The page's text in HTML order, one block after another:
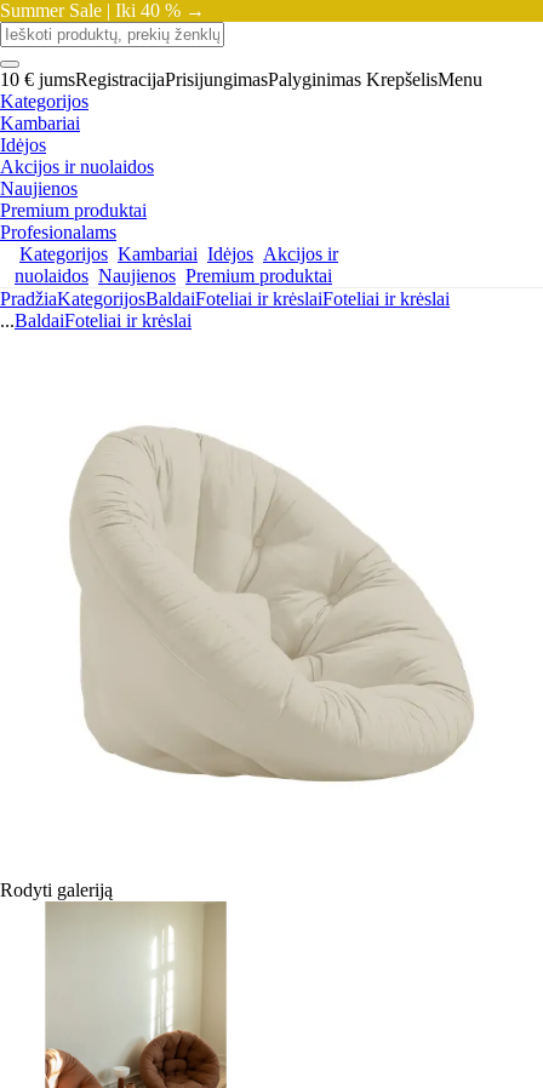
Summer Sale | Iki 40 % →
10 € jumsRegistracijaPrisijungimasPalyginimas KrepšelisMenu
Kategorijos
Kambariai
Idėjos
Akcijos ir nuolaidos
Naujienos
Premium produktai
Profesionalams
Kategorijos Kambariai Idėjos Akcijos ir
nuolaidos Naujienos Premium produktai
PradžiaKategorijosBaldaiFoteliai ir krėslaiFoteliai ir krėslai
...BaldaiFoteliai ir krėslai
Rodyti galeriją